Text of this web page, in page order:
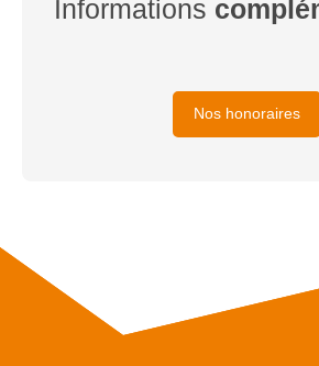
Informations
Nos honoraires